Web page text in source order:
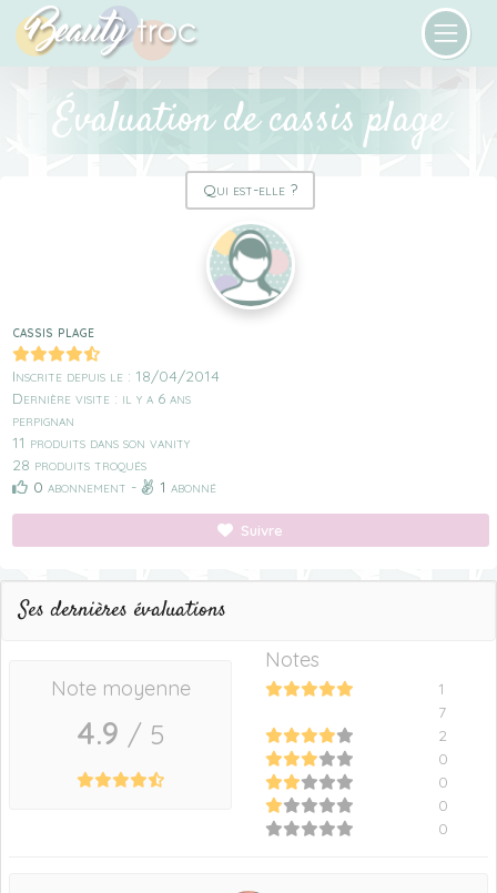
Évaluation de cassis plage
Qui est-elle ?
cassis plage
Inscrite depuis le : 18/04/2014
Dernière visite : il y a 6 ans
perpignan
11 produits dans son vanity
28 produits troqués
0 abonnement - 1 abonné
Suivre
Ses dernières évaluations
Note moyenne
4.9 / 5
Notes
1
7
2
0
0
0
0